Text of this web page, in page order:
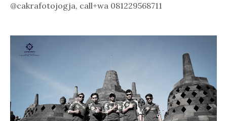
@cakrafotojogja, call+wa 081229568711